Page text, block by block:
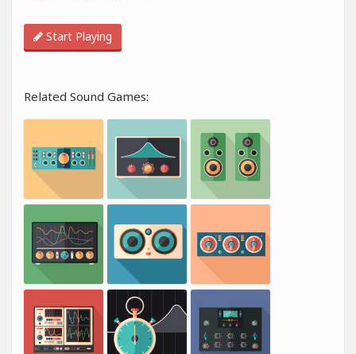
Start Playing
Related Sound Games: